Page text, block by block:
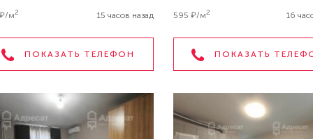
м2 15 часов назад
ПОКАЗАТЬ ТЕЛЕФОН
595 ₽/м2 16
ПОКАЗАТЬ